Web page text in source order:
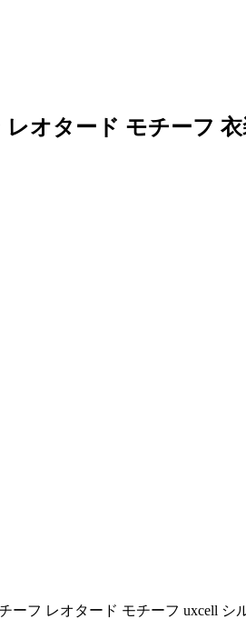
オタード モチーフ
フ レオタード モチーフ uxcell